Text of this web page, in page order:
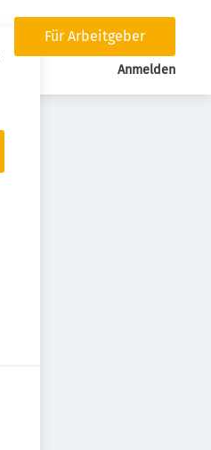
Für Arbeitgeber
Anmelden